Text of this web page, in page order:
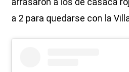
a 2 para quedarse con la